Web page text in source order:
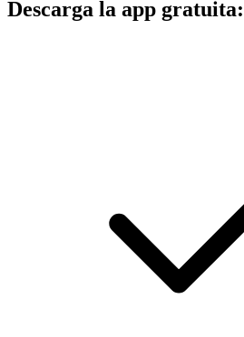
Descarga la app